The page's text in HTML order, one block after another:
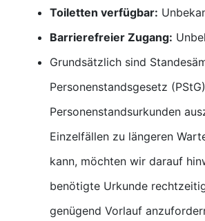
Toiletten verfügbar:
Barrierefreier Zugang:
Grundsätzlich sind
Personenstandsgesetz
Personenstandsurkunden
Einzelfällen zu längeren
kann, möchten wir darauf
benötigte Urkunde
genügend Vorlauf